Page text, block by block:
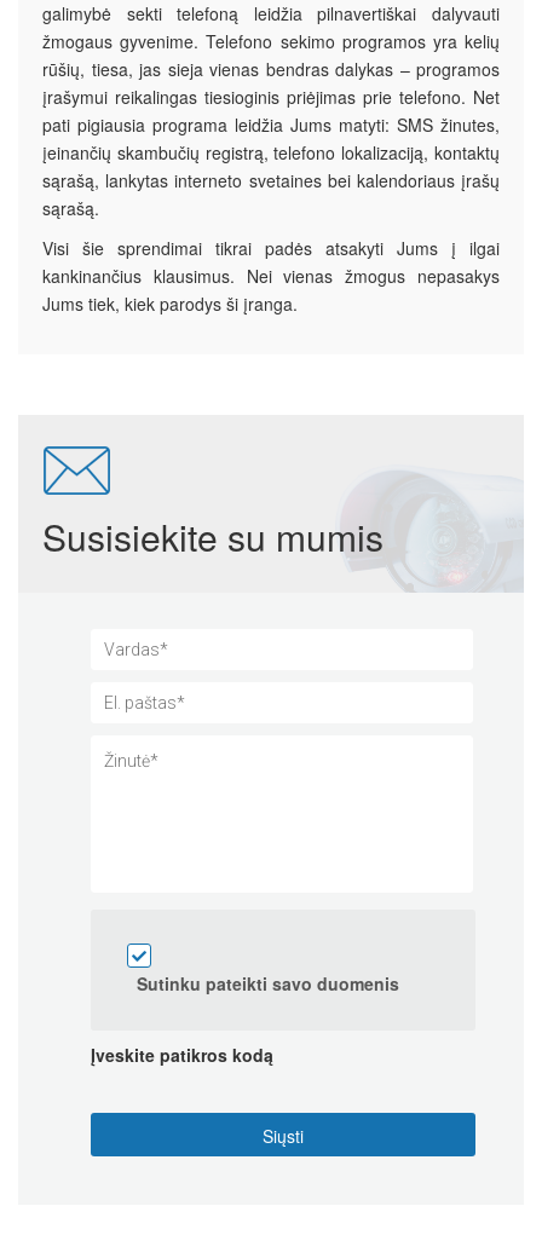
galimybė sekti telefoną leidžia pilnavertiškai dalyvauti
žmogaus gyvenime. Telefono sekimo programos yra kelių
rūšių, tiesa, jas sieja vienas bendras dalykas – programos
įrašymui reikalingas tiesioginis priėjimas prie telefono. Net
pati pigiausia programa leidžia Jums matyti: SMS žinutes,
įeinančių skambučių registrą, telefono lokalizaciją, kontaktų
sąrašą, lankytas interneto svetaines bei kalendoriaus įrašų
sąrašą.
Visi šie sprendimai tikrai padės atsakyti Jums į ilgai
kankinančius klausimus. Nei vienas žmogus nepasakys
Jums tiek, kiek parodys ši įranga.
Susisiekite su mumis
Sutinku pateikti savo duomenis
Įveskite patikros kodą